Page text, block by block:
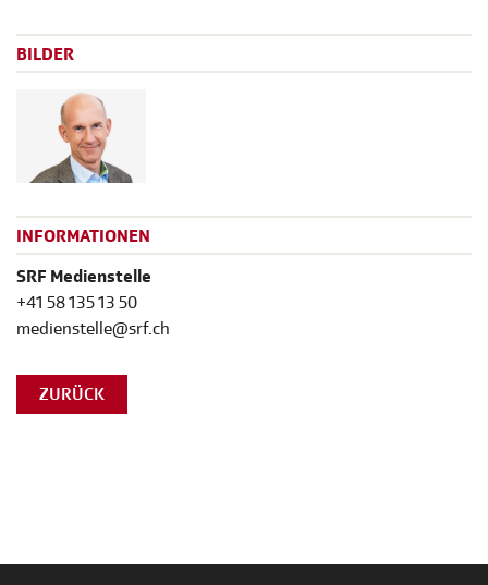
BILDER
INFORMATIONEN
SRF Medienstelle
+41 58 135 13 50
medienstelle@srf.ch
ZURÜCK